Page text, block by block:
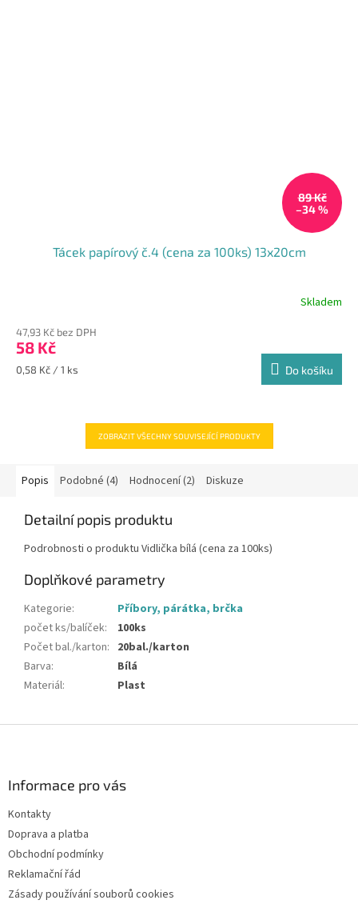
89 Kč
–34 %
Tácek papírový č.4 (cena za 100ks) 13x20cm
produktu
je
4,7
Skladem
47,93 Kč bez DPH
58 Kč
Měrná
0,58 Kč / 1 ks Do košíku
ZOBRAZIT VŠECHNY SOUVISEJÍCÍ PRODUKTY
Popis Podobné (4) Hodnocení (2) Diskuze
Detailní popis produktu
Podrobnosti o produktu Vidlička bílá (cena za 100ks)
Doplňkové parametry
Kategorie:
Příbory, párátka, brčka
počet ks/balíček:
100ks
Počet bal./karton: 20bal./karton
Barva:
Bílá
Materiál: Plast
Informace pro vás
Kontakty
Doprava a platba
Obchodní podmínky
Reklamační řád
Zásady používání souborů cookies